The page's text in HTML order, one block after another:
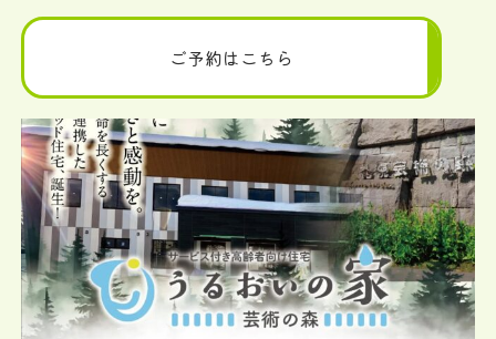
ご予約はこちら